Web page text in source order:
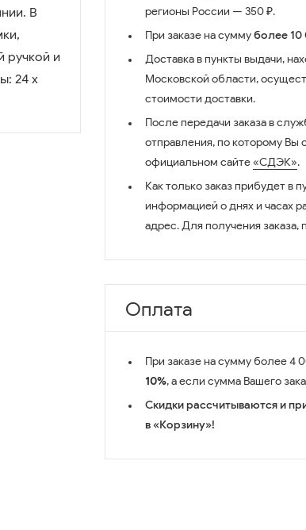
В
ручкой и
24 х
регионы России — 350 ₽.
При заказе на суммуболее 10
Доставка в пункты выдачи,
Московской области,
стоимости доставки.
После передачи заказа в
отправления, по которому Вы
официальном сайте«СДЭК».
Как только заказ прибудет в
информацией о днях и часах
адрес. Для получения заказа,
Оплата
При заказе на сумму более 4
10%, а если сумма Вашего
Скидки рассчитываются и
в «Корзину»!